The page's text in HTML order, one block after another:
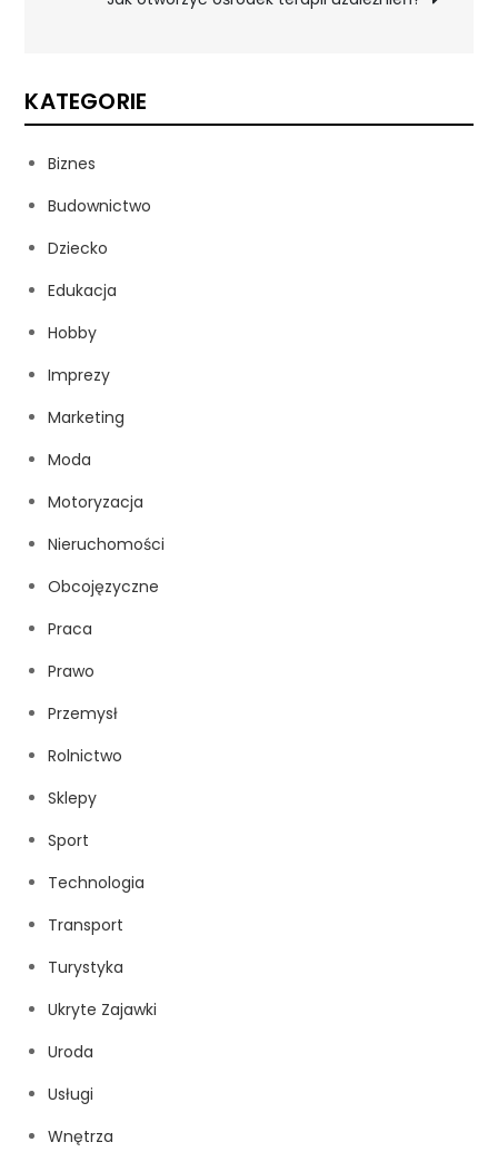
KATEGORIE
Biznes
Budownictwo
Dziecko
Edukacja
Hobby
Imprezy
Marketing
Moda
Motoryzacja
Nieruchomości
Obcojęzyczne
Praca
Prawo
Przemysł
Rolnictwo
Sklepy
Sport
Technologia
Transport
Turystyka
Ukryte Zajawki
Uroda
Usługi
Wnętrza